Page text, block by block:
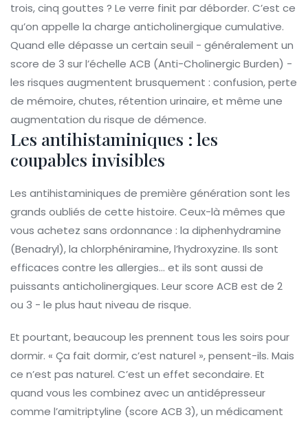
trois, cinq gouttes ? Le verre finit par déborder. C’est ce
qu’on appelle la charge anticholinergique cumulative.
Quand elle dépasse un certain seuil - généralement un
score de 3 sur l’échelle ACB (Anti-Cholinergic Burden) -
les risques augmentent brusquement : confusion, perte
de mémoire, chutes, rétention urinaire, et même une
augmentation du risque de démence.
Les antihistaminiques : les
coupables invisibles
Les antihistaminiques de première génération sont les
grands oubliés de cette histoire. Ceux-là mêmes que
vous achetez sans ordonnance : la diphenhydramine
(Benadryl), la chlorphéniramine, l’hydroxyzine. Ils sont
efficaces contre les allergies… et ils sont aussi de
puissants anticholinergiques. Leur score ACB est de 2
ou 3 - le plus haut niveau de risque.
Et pourtant, beaucoup les prennent tous les soirs pour
dormir. « Ça fait dormir, c’est naturel », pensent-ils. Mais
ce n’est pas naturel. C’est un effet secondaire. Et
quand vous les combinez avec un antidépresseur
comme l’amitriptyline (score ACB 3), un médicament